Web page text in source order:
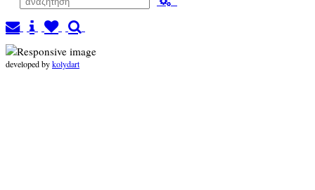
developed bykolydart